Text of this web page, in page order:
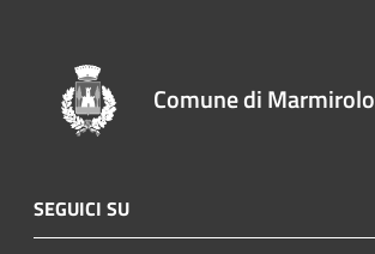
Comune di Marmirolo
SEGUICI SU